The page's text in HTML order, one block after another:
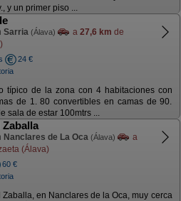
y un primer piso ...
Sarria (Álava) a 27,6 km de
24 €
típico de la zona con 4 habitaciones con
de 1. 80 convertibles en camas de 90.
sala de estar 100mtrs ...
Nanclares de La Oca (Álava)
a
(Álava)
60 €
Zaballa, en Nanclares de la Oca, muy cerca